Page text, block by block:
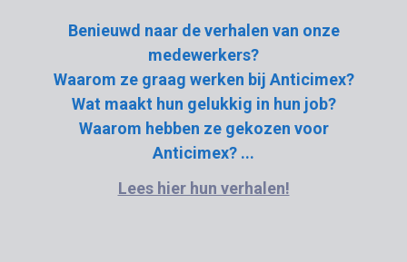
Benieuwd naar de verhalen van onze
medewerkers?
Waarom ze graag werken bij Anticimex?
Wat maakt hun gelukkig in hun job?
Waarom hebben ze gekozen voor
Anticimex? ...
Lees hier hun verhalen!